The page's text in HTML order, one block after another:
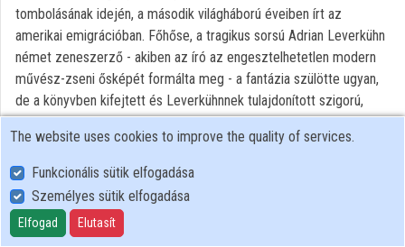
tombolásának idején, a második világháború éveiben írt az
amerikai emigrációban. Főhőse, a tragikus sorsú Adrian Leverkühn
német zeneszerző - akiben az író az engesztelhetetlen modern
művész-zseni ősképét formálta meg - a fantázia szülötte ugyan,
de a könyvben kifejtett és Leverkühnnek tulajdonított szigorú,
matematikai elveken alapuló zenei komponálásmód, az ún.
tizenkétfokúság vagy dodekafónia elve egy másik német
emigráns, Arnold Schönberg szellemi tulajdona.
All rights reserved
The website uses cookies to improve the quality of services.
Funkcionális sütik elfogadása
Személyes sütik elfogadása
Elfogad Elutasít